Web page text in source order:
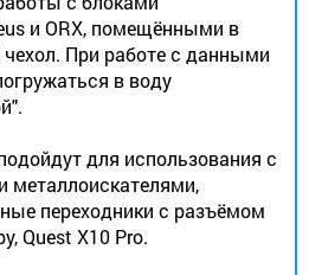
и ORX, помещёнными в
При работе с данными
в воду
для использования с
переходники с разъёмом
Quest X10 Pro.